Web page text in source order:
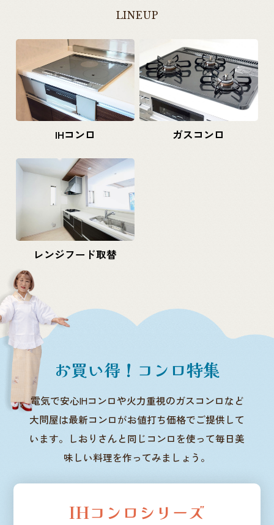
LINEUP
IHコンロ ガスコンロ
レンジフード取替
お買い得！コンロ特集
電気で安心IHコンロや火力重視のガスコンロなど
大問屋は最新コンロがお値打ち価格でご提供して
います。しおりさんと同じコンロを使って毎日美
味しい料理を作ってみましょう。
IHコンロシリーズ